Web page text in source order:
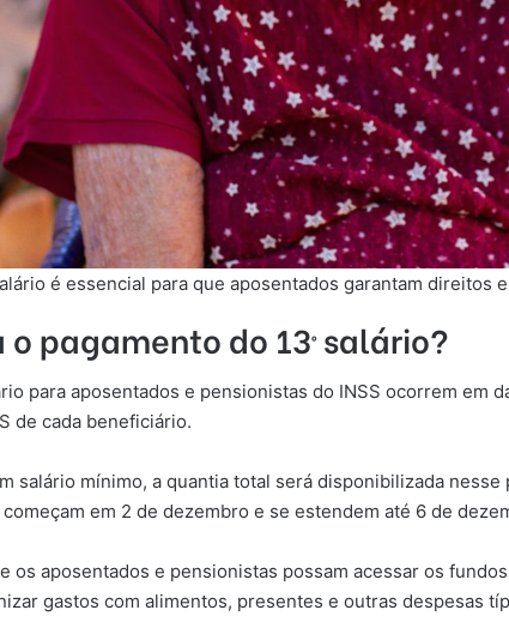
é essencial para que aposentados garantam
pagamento do 13º salário?
para aposentados e pensionistas do INSS ocorrem
de cada beneficiário.
salário mínimo, a quantia total será disponibilizada
em 2 de dezembro e se estendem até 6 de
os aposentados e pensionistas possam acessar os
gastos com alimentos, presentes e outras despesas